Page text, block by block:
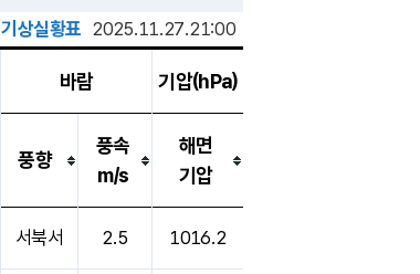
기상실황표 2025.11.27.21:00
바람 기압(hPa)
풍향
풍속
m/s
해면
기압
서북서 2.5 1016.2